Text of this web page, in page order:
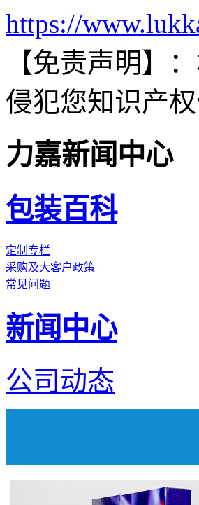
https://
【免责声明】：
侵犯您知识产
力嘉新闻中心
包装百科
定制专栏
采购及大客户政策
常见问题
新闻中心
公司动态